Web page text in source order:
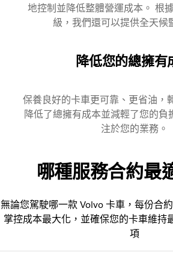
地控制並降低整體營運成本。 根
級，我們還可以提供全天候
降低您的總擁有
保養良好的卡車更可靠、更省油，
降低了總擁有成本並減輕了您的負
注於您的業務。
哪種服務合約最
無論您駕駛哪一款 Volvo 卡車，每份合
掌控成本最大化，並確保您的卡車維持
項